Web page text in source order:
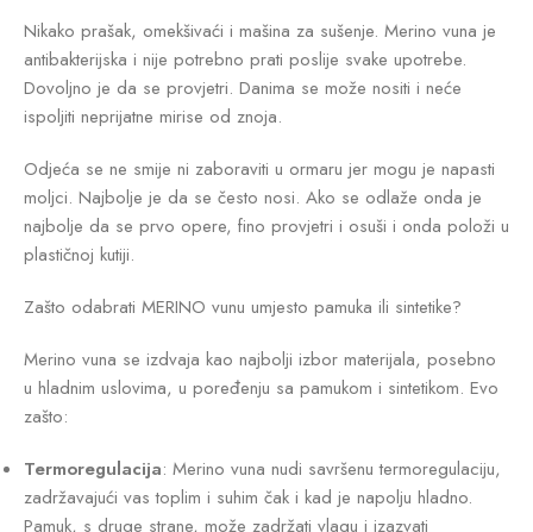
Nikako prašak, omekšivaći i mašina za sušenje. Merino vuna je
antibakterijska i nije potrebno prati poslije svake upotrebe.
Dovoljno je da se provjetri. Danima se može nositi i neće
ispoljiti neprijatne mirise od znoja.
Odjeća se ne smije ni zaboraviti u ormaru jer mogu je napasti
moljci. Najbolje je da se često nosi. Ako se odlaže onda je
najbolje da se prvo opere, fino provjetri i osuši i onda položi u
plastičnoj kutiji.
Zašto odabrati MERINO vunu umjesto pamuka ili sintetike?
Merino vuna se izdvaja kao najbolji izbor materijala, posebno
u hladnim uslovima, u poređenju sa pamukom i sintetikom. Evo
zašto:
Termoregulacija: Merino vuna nudi savršenu termoregulaciju,
zadržavajući vas toplim i suhim čak i kad je napolju hladno.
Pamuk, s druge strane, može zadržati vlagu i izazvati